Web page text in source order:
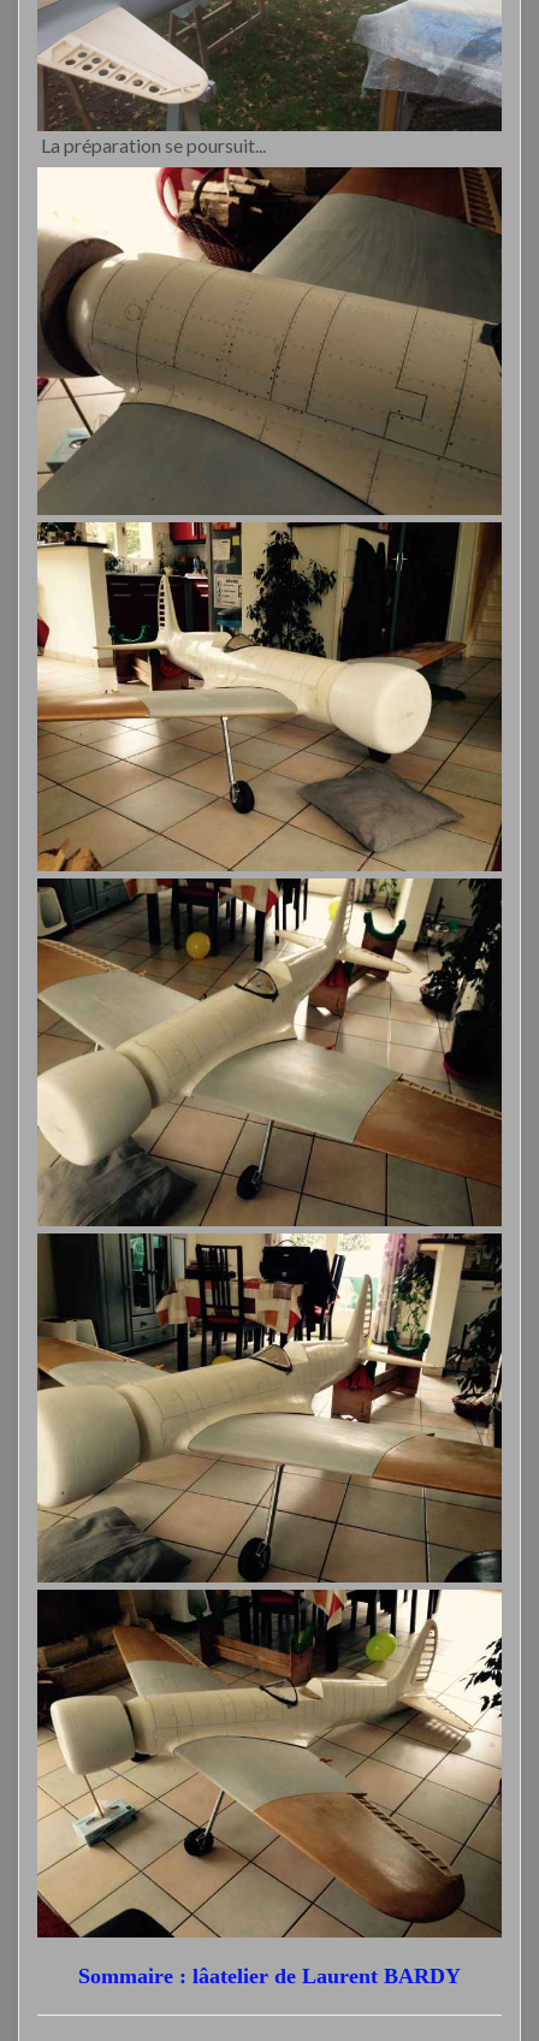
La préparation se poursuit...
Sommaire : lâatelier de Laurent BARDY